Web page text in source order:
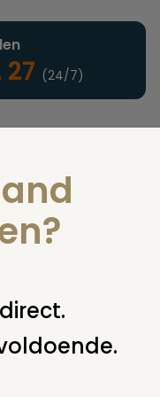
(24/7)
nieuws